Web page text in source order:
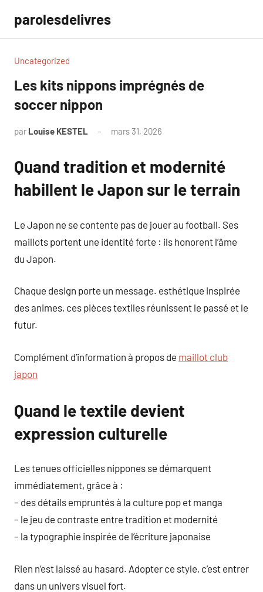
contenu
parolesdelivres
Uncategorized
Les kits nippons imprégnés de
soccer nippon
par Louise KESTEL mars 31, 2026
Quand tradition et modernité
habillent le Japon sur le terrain
Le Japon ne se contente pas de jouer au football. Ses
maillots portent une identité forte : ils honorent l’âme
du Japon.
Chaque design porte un message. esthétique inspirée
des animes, ces pièces textiles réunissent le passé et le
futur.
Complément d’information à propos de maillot club
japon
Quand le textile devient
expression culturelle
Les tenues officielles nippones se démarquent
immédiatement, grâce à :
– des détails empruntés à la culture pop et manga
– le jeu de contraste entre tradition et modernité
– la typographie inspirée de l’écriture japonaise
Rien n’est laissé au hasard. Adopter ce style, c’est entrer
dans un univers visuel fort.